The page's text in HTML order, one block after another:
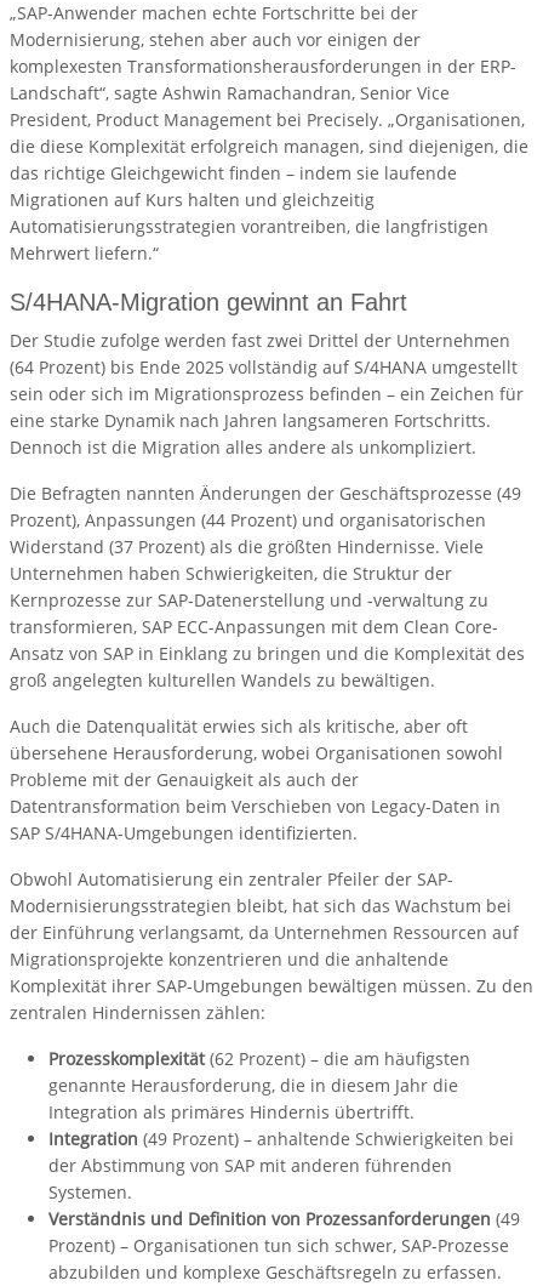
„SAP-Anwender machen echte Fortschritte bei der
Modernisierung, stehen aber auch vor einigen der
komplexesten Transformationsherausforderungen in der ERP-
Landschaft“, sagte Ashwin Ramachandran, Senior Vice
President, Product Management bei Precisely. „Organisationen,
die diese Komplexität erfolgreich managen, sind diejenigen, die
das richtige Gleichgewicht finden – indem sie laufende
Migrationen auf Kurs halten und gleichzeitig
Automatisierungsstrategien vorantreiben, die langfristigen
Mehrwert liefern.“
S/4HANA-Migration gewinnt an Fahrt
Der Studie zufolge werden fast zwei Drittel der Unternehmen
(64 Prozent) bis Ende 2025 vollständig auf S/4HANA umgestellt
sein oder sich im Migrationsprozess befinden – ein Zeichen für
eine starke Dynamik nach Jahren langsameren Fortschritts.
Dennoch ist die Migration alles andere als unkompliziert.
Die Befragten nannten Änderungen der Geschäftsprozesse (49
Prozent), Anpassungen (44 Prozent) und organisatorischen
Widerstand (37 Prozent) als die größten Hindernisse. Viele
Unternehmen haben Schwierigkeiten, die Struktur der
Kernprozesse zur SAP-Datenerstellung und -verwaltung zu
transformieren, SAP ECC-Anpassungen mit dem Clean Core-
Ansatz von SAP in Einklang zu bringen und die Komplexität des
groß angelegten kulturellen Wandels zu bewältigen.
Auch die Datenqualität erwies sich als kritische, aber oft
übersehene Herausforderung, wobei Organisationen sowohl
Probleme mit der Genauigkeit als auch der
Datentransformation beim Verschieben von Legacy-Daten in
SAP S/4HANA-Umgebungen identifizierten.
Obwohl Automatisierung ein zentraler Pfeiler der SAP-
Modernisierungsstrategien bleibt, hat sich das Wachstum bei
der Einführung verlangsamt, da Unternehmen Ressourcen auf
Migrationsprojekte konzentrieren und die anhaltende
Komplexität ihrer SAP-Umgebungen bewältigen müssen. Zu den
zentralen Hindernissen zählen:
Prozesskomplexität(62 Prozent) – die am häufigsten
genannte Herausforderung, die in diesem Jahr die
Integration als primäres Hindernis übertrifft.
Integration (49 Prozent) – anhaltende Schwierigkeiten bei
der Abstimmung von SAP mit anderen führenden
Systemen.
Verständnis und Definition von Prozessanforderungen (49
Prozent) – Organisationen tun sich schwer, SAP-Prozesse
abzubilden und komplexe Geschäftsregeln zu erfassen.